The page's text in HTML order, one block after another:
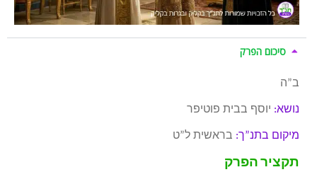
סיכום הפרק
ב”ה
נושא: יוסף בבית פוטיפר
מיקום בתנ”ך: בראשית ל”ט
תקציר הפרק